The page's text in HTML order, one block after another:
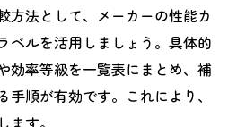
方法として、メーカーの性能カ
ベルを活用しましょう。具体的
効率等級を一覧表にまとめ、補
順が有効です。これにより、
す。